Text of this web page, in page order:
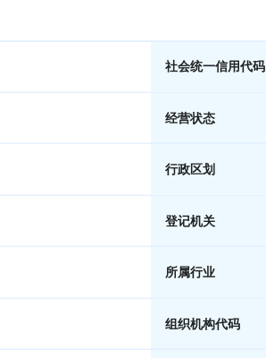
社会统一信用代码
经营状态
行政区划
登记机关
所属行业
组织机构代码